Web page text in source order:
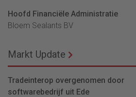
Hoofd Financiële Administratie
Bloem Sealants BV
Markt Update
Tradeinterop overgenomen door
softwarebedrijf uit Ede